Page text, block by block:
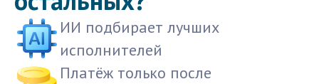
ИИ подбирает лучших
исполнителей
Платёж только после